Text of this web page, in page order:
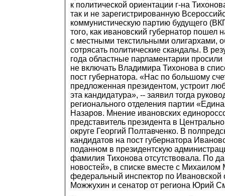
к политической ориентации г-на
так и не зарегистрированную
коммунистическую партию будущего
того, как ивановский губернатор пошел
с местными текстильными олигархами,
сотрясать политические скандалы. В
года областные парламентарии
не включать Владимира Тихонова в
пост губернатора. «Нас по большому
предложенная президентом, устроит
эта кандидатура», -- заявил тогда
регионального отделения партии
Назаров. Мнение ивановских
представитель президента в
округе Георгий Полтавченко. В
кандидатов на пост губернатора
поданном в президентскую
фамилия Тихонова отсутствовала. По
новостей», в списке вместе с
федеральный инспектор по Ивановской
Можжухин и сенатор от региона Юрий